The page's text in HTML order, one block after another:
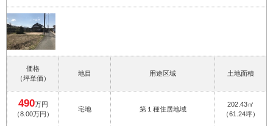
価格
（坪単価）
地目 用途区域 土地面積
490万円
（8.00万円）
宅地 第１種住居地域
202.43㎡
（61.24坪）